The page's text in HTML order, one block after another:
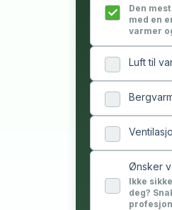
Den
med en
varmer
Luft til
Ønsker
Ikke
deg?